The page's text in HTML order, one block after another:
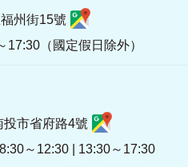
州街15號
（國定假日除外）
市省府路4號
～12:30 | 13:30～17:30